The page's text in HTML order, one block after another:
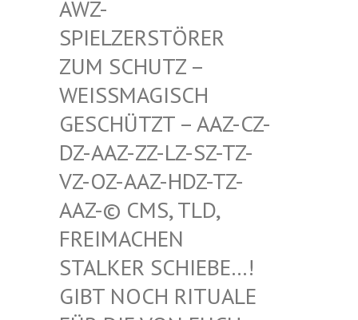
WZ-S
PIELZERSTÖRER Z
UM SCHUTZ – W
EISSMAGISCH GE
SCHÜTZT – AAZ-CZ-DZ
-AAZ-ZZ-LZ-SZ-TZ-VZ
-OZ-AAZ-HDZ-TZ-AA
Z-© CMS, TLD, FR
EIMACHEN ST
ALKER SCHIEBE…! GI
BT NOCH RITUALE FÜ